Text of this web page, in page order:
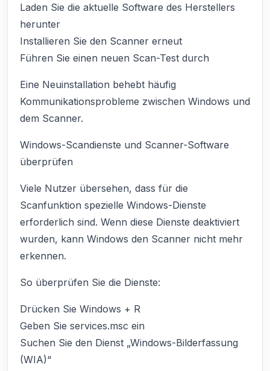
Laden Sie die aktuelle Software des Herstellers
herunter
Installieren Sie den Scanner erneut
Führen Sie einen neuen Scan-Test durch
Eine Neuinstallation behebt häufig
Kommunikationsprobleme zwischen Windows und
dem Scanner.
Windows-Scandienste und Scanner-Software
überprüfen
Viele Nutzer übersehen, dass für die
Scanfunktion spezielle Windows-Dienste
erforderlich sind. Wenn diese Dienste deaktiviert
wurden, kann Windows den Scanner nicht mehr
erkennen.
So überprüfen Sie die Dienste:
Drücken Sie Windows + R
Geben Sie services.msc ein
Suchen Sie den Dienst „Windows-Bilderfassung
(WIA)“